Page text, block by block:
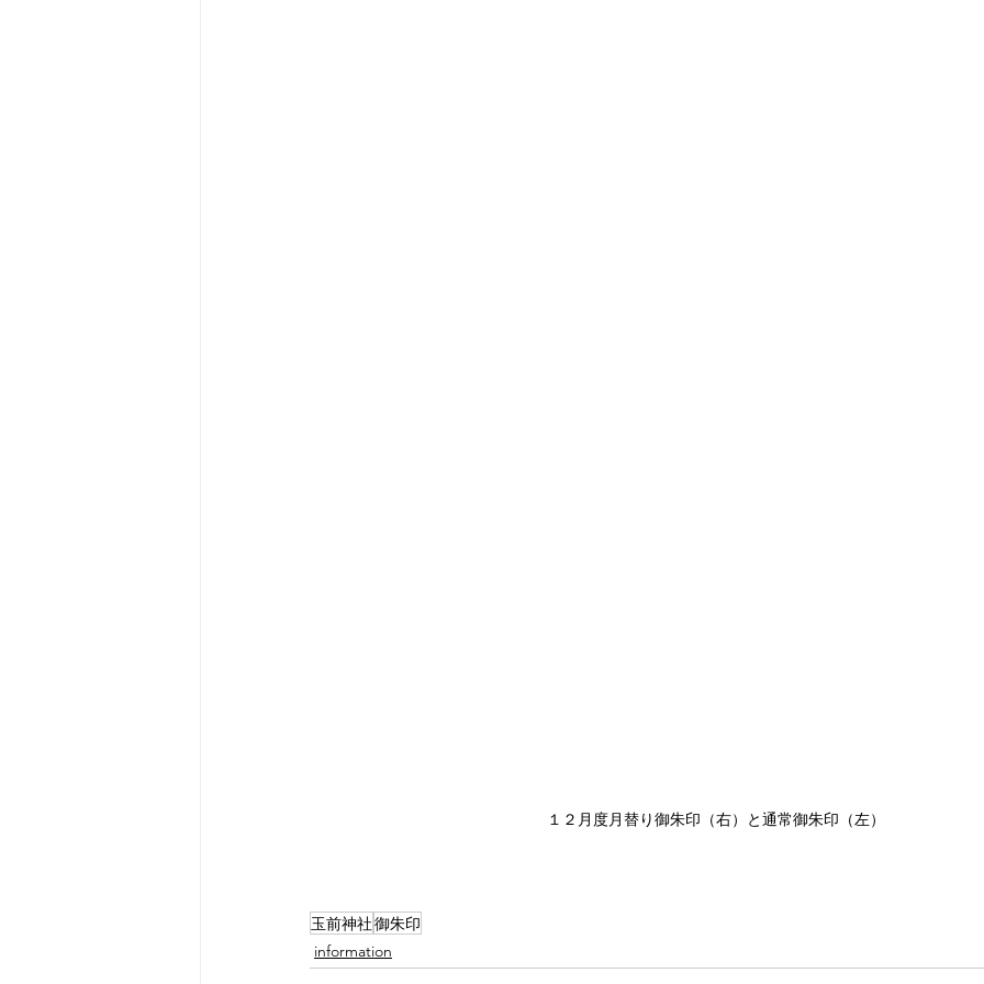
１２月度月替り御朱印（右）と通常御朱印（左）
玉前神社御朱印
information